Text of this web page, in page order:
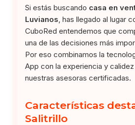
Si estás buscando casa en
Luvianos , has llegado al lugar
CuboRed entendemos que
una de las decisiones más
Por eso combinamos la
App con la experiencia y calidez
nuestras asesoras certificadas.
Características
Salitrillo